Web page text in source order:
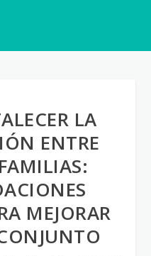
LA
ENTRE
MEJORAR